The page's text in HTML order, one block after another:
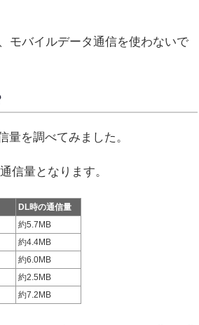
モバイルデータ通信を使わないで
を調べてみました。
信量となります。
DL時の通信量
約5.7MB
約4.4MB
約6.0MB
約2.5MB
約7.2MB